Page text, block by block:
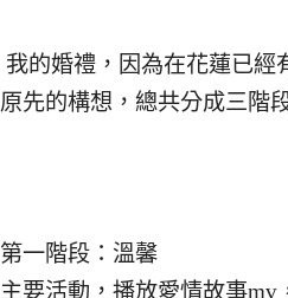
我的婚禮，因為在花蓮已經
原先的構想，總共分成三階
第一階段：溫馨
主要活動，播放愛情故事mv